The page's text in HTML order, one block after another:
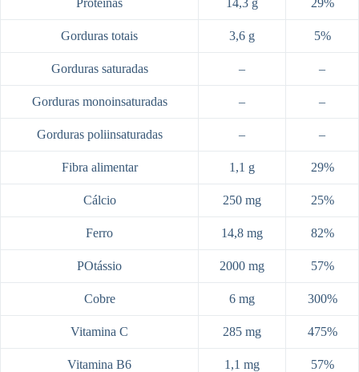
Gorduras totais 3,6 g 5%
Gorduras saturadas – –
Gorduras monoinsaturadas – –
Gorduras poliinsaturadas – –
Fibra alimentar 1,1 g 29%
Cálcio 250 mg 25%
Ferro 14,8 mg 82%
POtássio 2000 mg 57%
Cobre 6 mg 300%
Vitamina C 285 mg 475%
Vitamina B6 1,1 mg
57%